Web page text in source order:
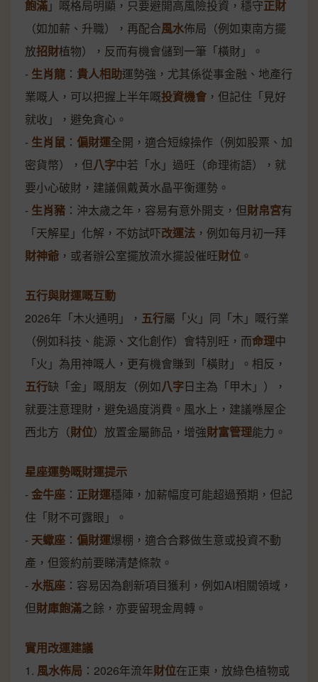
飽滿」嘅格局明顯，只要避開高風險投資，穩守正財
（如加薪、升職），再配合風水佈局（例如東南方擺
放招財植物），反而有機會儲到一筆「橫財」。
- 生肖龍 ： 貴人相助運勢強，尤其係從事金融、地產行
業嘅人，可以把握上半年嘅投資機會 ，但記住「見好
就收」，避免貪心。
- 生肖鼠 ： 偏財運全開，適合短線操作（例如股票、加
密貨幣），但八字中若「水」過旺（命理術語），就
要小心破財，建議佩戴黃水晶平衡運勢。
- 生肖豬 ：沖太歲之年，容易有意外開支，但財帛宮有
「天解星」化解，不妨試吓改運法 ，例如每月初一拜
財神爺 ，或者辦公室擺放流水擺設催旺財位 。
五行與財運嘅互動
2026年「木火通明」， 五行屬「火」同「木」嘅行業
（例如科技、能源、文化創作）會特別旺，而命理中
「火」為用神嘅人，更有機會賺到「橫財」。相反，
五行缺「金」嘅朋友（例如八字日主為「甲木」），
就要注意理財，避免過度消費。風水上，建議喺屋企
西北方（財位）放置金屬飾品，增強財富管理能力。
星座運勢嘅財運提示
- 金牛座 ： 正財運穩陣，加薪幅度可能超過預期，但記
住「財不可露眼」。
- 天蠍座 ： 偏財運爆棚，適合合夥做生意或投資不動
產，但簽約前要睇清楚條款。
- 水瓶座 ：容易因為創新項目獲利，例如AI相關領域，
但財庫飽滿之餘，亦要留現金周轉。
實用改運建議
1. 風水佈局 ：2026年流年財位在正東，放綠色植物或